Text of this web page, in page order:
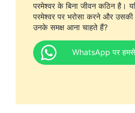
परमेश्वर के बिना जीवन कठिन है।
परमेश्वर पर भरोसा करने और उसकी
उनके समक्ष आना चाहते हैं?
WhatsApp पर